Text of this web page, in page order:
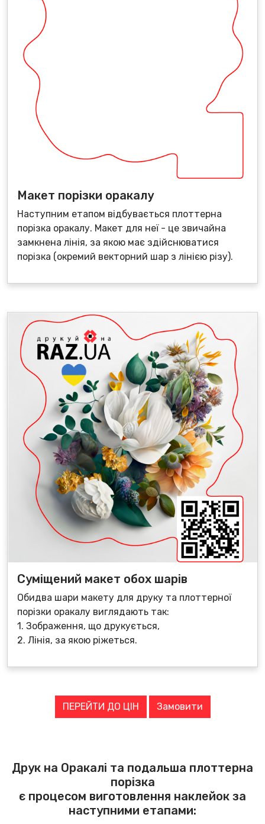
Макет порізки оракалу
Наступним етапом відбувається плоттерна
порізка оракалу. Макет для неї - це звичайна
замкнена лінія, за якою має здійснюватися
порізка (окремий векторний шар з лінією різу).
Суміщений макет обох шарів
Обидва шари макету для друку та плоттерної
порізки оракалу виглядають так:
1. Зображення, що друкується,
2. Лінія, за якою ріжеться.
ПЕРЕЙТИ ДО ЦІН Замовити
Друк на Оракалі та подальша плоттерна
порізка
є процесом виготовлення наклейок за
наступними етапами: